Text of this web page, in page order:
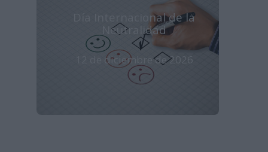
Día Internacional de la
Neutralidad
12 de diciembre de 2026